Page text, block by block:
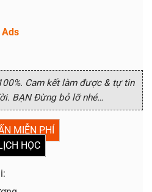
Ads
Cam kết làm được & tự tin
BẠN Đừng bỏ lỡ nhé…
MIỄN PHÍ
HỌC